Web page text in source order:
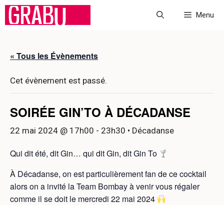
Aller
Menu
« Tous les Évènements
Cet évènement est passé.
SOIRÉE GIN’TO À DÉCADANSE
22 mai 2024 @ 17h00 - 23h30 • Décadanse
Qui dit été, dit Gin… qui dit Gin, dit Gin To
À Décadanse, on est particulièrement fan de ce cocktail
alors on a invité la Team Bombay à venir vous régaler
comme il se doit le mercredi 22 mai 2024